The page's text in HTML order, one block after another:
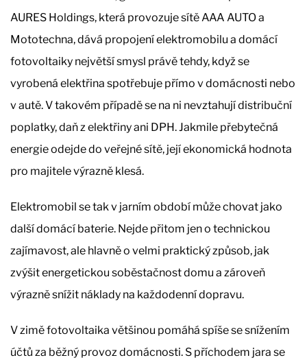
AURES Holdings, která provozuje sítě AAA AUTO a
Mototechna, dává propojení elektromobilu a domácí
fotovoltaiky největší smysl právě tehdy, když se
vyrobená elektřina spotřebuje přímo v domácnosti nebo
v autě. V takovém případě se na ni nevztahují distribuční
poplatky, daň z elektřiny ani DPH. Jakmile přebytečná
energie odejde do veřejné sítě, její ekonomická hodnota
pro majitele výrazně klesá.
Elektromobil se tak v jarním období může chovat jako
další domácí baterie. Nejde přitom jen o technickou
zajímavost, ale hlavně o velmi praktický způsob, jak
zvýšit energetickou soběstačnost domu a zároveň
výrazně snížit náklady na každodenní dopravu.
V zimě fotovoltaika většinou pomáhá spíše se snížením
účtů za běžný provoz domácnosti. S příchodem jara se